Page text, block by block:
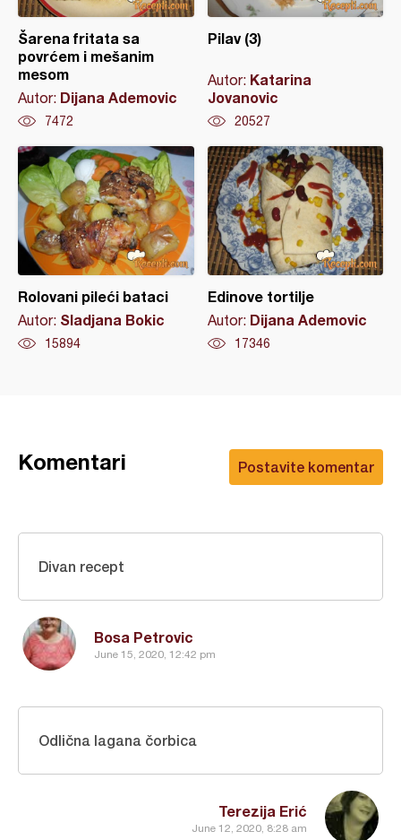
Šarena fritata sa
povrćem i mešanim
mesom
Autor: Dijana Ademovic
7472
Pilav (3)
Autor: Katarina
Jovanovic
20527
Rolovani pileći bataci
Autor: Sladjana Bokic
15894
Edinove tortilje
Autor: Dijana Ademovic
17346
Postavite komentar
Komentari
Bosa Petrovic
June 15, 2020, 12:42 pm
Divan recept
Terezija Erić
June 12, 2020, 8:28 am
Odlična lagana čorbica